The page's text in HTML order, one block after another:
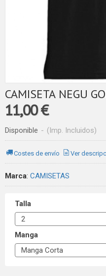
CAMISETA NEGU
11,00 €
Disponible - (Imp. Incluidos)
Costes de envío Ver
Marca: CAMISETAS
Talla
Manga